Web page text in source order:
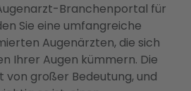
Branchenportal für
Sie eine umfangreiche
Augenärzten, die sich
Ihrer Augen kümmern. Die
von großer Bedeutung, und